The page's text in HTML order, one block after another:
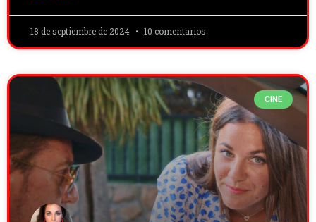
18 de septiembre de 2024 10 comentarios
CINE